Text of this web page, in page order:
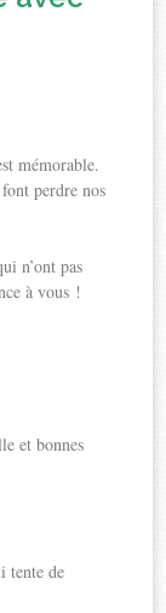
mémorable.
perdre nos
n’ont pas
à vous !
et bonnes
tente de